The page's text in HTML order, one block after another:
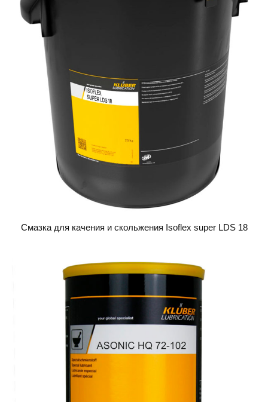
Смазка для качения и скольжения Isoflex super LDS 18